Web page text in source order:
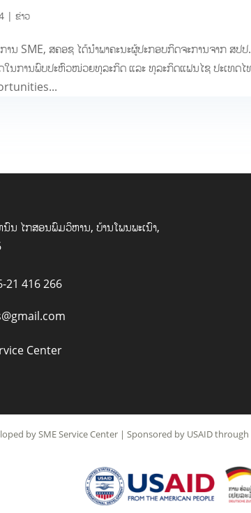
|ຂ່າວ
SME, ສຄອຊ ໄດ້ນຳພາຄະນະຜູ້ປະກອບກິດຈະການຈາກ ສປປ.
ໃນການພົບປະຫົວໜ່ວຍທຸລະກິດ ແລະ ທຸລະກິດແຟນໄຊ ປະເທດໄ
ນົນ ໄກສອນພົມວິຫານ, ບ້ານໂພນພະເນົາ,
21 416 266
Center
by SME Service Center | Sponsored by USAID